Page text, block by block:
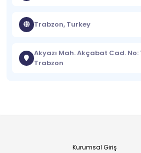
Trabzon, Turkey
Akyazı Mah. Akçabat Cad. No:
Trabzon
Kurumsal Giriş